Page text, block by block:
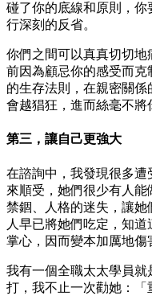
碰了你的底線和原則，
行深刻的反省。
你們之間可以真真切切地
前因為顧忌你的感受而
的生存法則，在親密關
會越猖狂，進而絲毫不將
第三，讓自己更強大
在諮詢中，我發現很多
來順受，她們很少有人
禁錮、人格的迷失，讓她
人早已將她們吃定，知
掌心，因而變本加厲地傷
我有一個全職太太學員
打，我不止一次勸她：「